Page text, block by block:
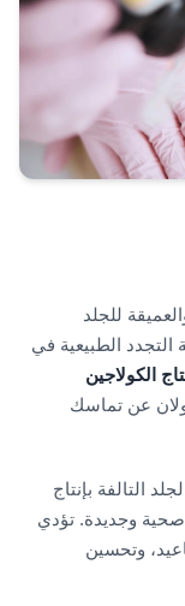
للجلد
الطبيعية في
الكولاجين
عن تماسك
التالفة بإنتاج
صحية وجديدة. تؤدي
وتحسين